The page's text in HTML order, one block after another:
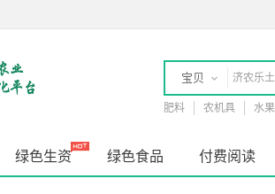
宝贝
店铺
肥料 农机具 水果
绿色生资 绿色食品 付费阅读